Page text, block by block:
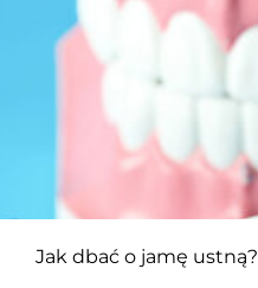
Jak dbać o jamę ustną?